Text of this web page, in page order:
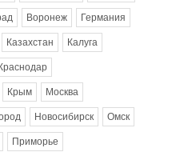
Воронеж Германия
Казахстан Калуга
Крым Москва
Новосибирск Омск
Приморье